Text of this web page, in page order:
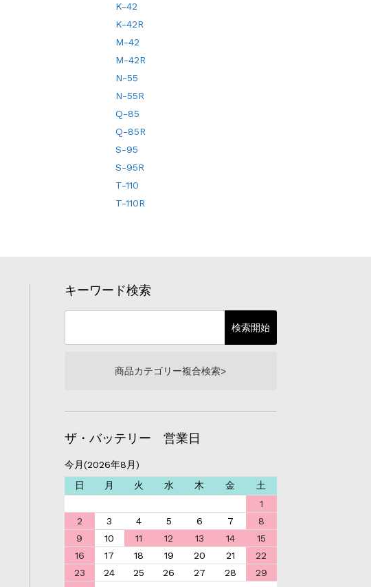
K-42
K-42R
M-42
M-42R
N-55
N-55R
Q-85
Q-85R
S-95
S-95R
T-110
T-110R
キーワード検索
商品カテゴリー複合検索>
ザ・バッテリー 営業日
今月(2026年8月)
日
月 火 水 木 金
土
1
2
3 4 5 6 7
8
9
10 11 12 13 14
15
16
17 18 19 20 21
22
23
24 25 26 27 28
29